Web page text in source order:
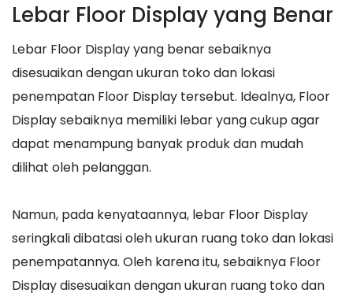
Lebar Floor Display yang Benar
Lebar Floor Display yang benar sebaiknya
disesuaikan dengan ukuran toko dan lokasi
penempatan Floor Display tersebut. Idealnya, Floor
Display sebaiknya memiliki lebar yang cukup agar
dapat menampung banyak produk dan mudah
dilihat oleh pelanggan.
Namun, pada kenyataannya, lebar Floor Display
seringkali dibatasi oleh ukuran ruang toko dan lokasi
penempatannya. Oleh karena itu, sebaiknya Floor
Display disesuaikan dengan ukuran ruang toko dan